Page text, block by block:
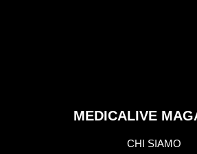
MEDICALIVE
CHI SIAMO